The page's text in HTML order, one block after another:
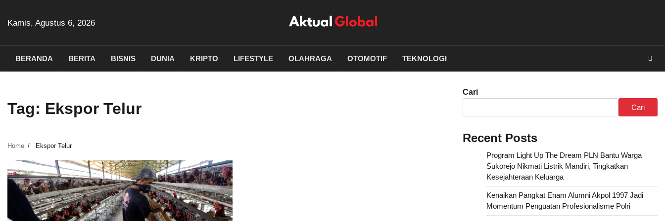
Kamis, Agustus 6, 2026
BERANDA BERITA BISNIS DUNIA KRIPTO LIFESTYLE OLAHRAGA OTOMOTIF TEKNOLOGI
Tag: Ekspor Telur
Home Ekspor Telur
Cari
Cari
Recent Posts
Program Light Up The Dream PLN Bantu Warga
Sukorejo Nikmati Listrik Mandiri, Tingkatkan
Kesejahteraan Keluarga
Kenaikan Pangkat Enam Alumni Akpol 1997 Jadi
Momentum Penguatan Profesionalisme Polri